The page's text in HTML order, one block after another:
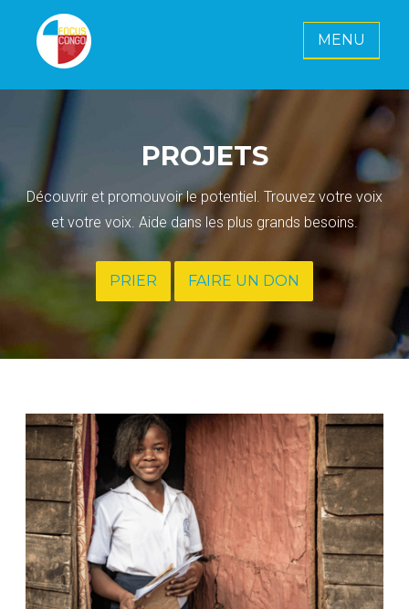
FOCUS CONGO E. V.
Ensemble pour un avenir radieux pour
le Congo
MENU
PROJETS
Découvrir et promouvoir le potentiel. Trouvez votre voix
et votre voix. Aide dans les plus grands besoins.
PRIER FAIRE UN DON